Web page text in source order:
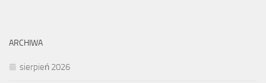
ARCHIWA
sierpień 2026